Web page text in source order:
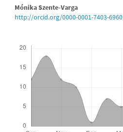
Contenido
principal
del
artículo
Mónika Szente-Varga
http://orcid.org/0000-0001-7403-6960